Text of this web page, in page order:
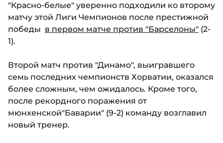
"Красно-белые" уверенно подходили ко второму
матчу этой Лиги Чемпионов после престижной
победы в первом матче против "Барселоны" (2-
1).
Второй матч против "Динамо", выигравшего
семь последних чемпионств Хорватии, оказался
более сложным, чем ожидалось. Кроме того,
после рекордного поражения от
мюнхенской"Баварии" (9-2) команду возглавил
новый тренер.